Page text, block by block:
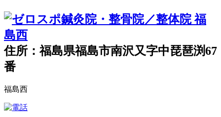
住所：福島県福島市南沢又字中琵琶渕67
番
福島西